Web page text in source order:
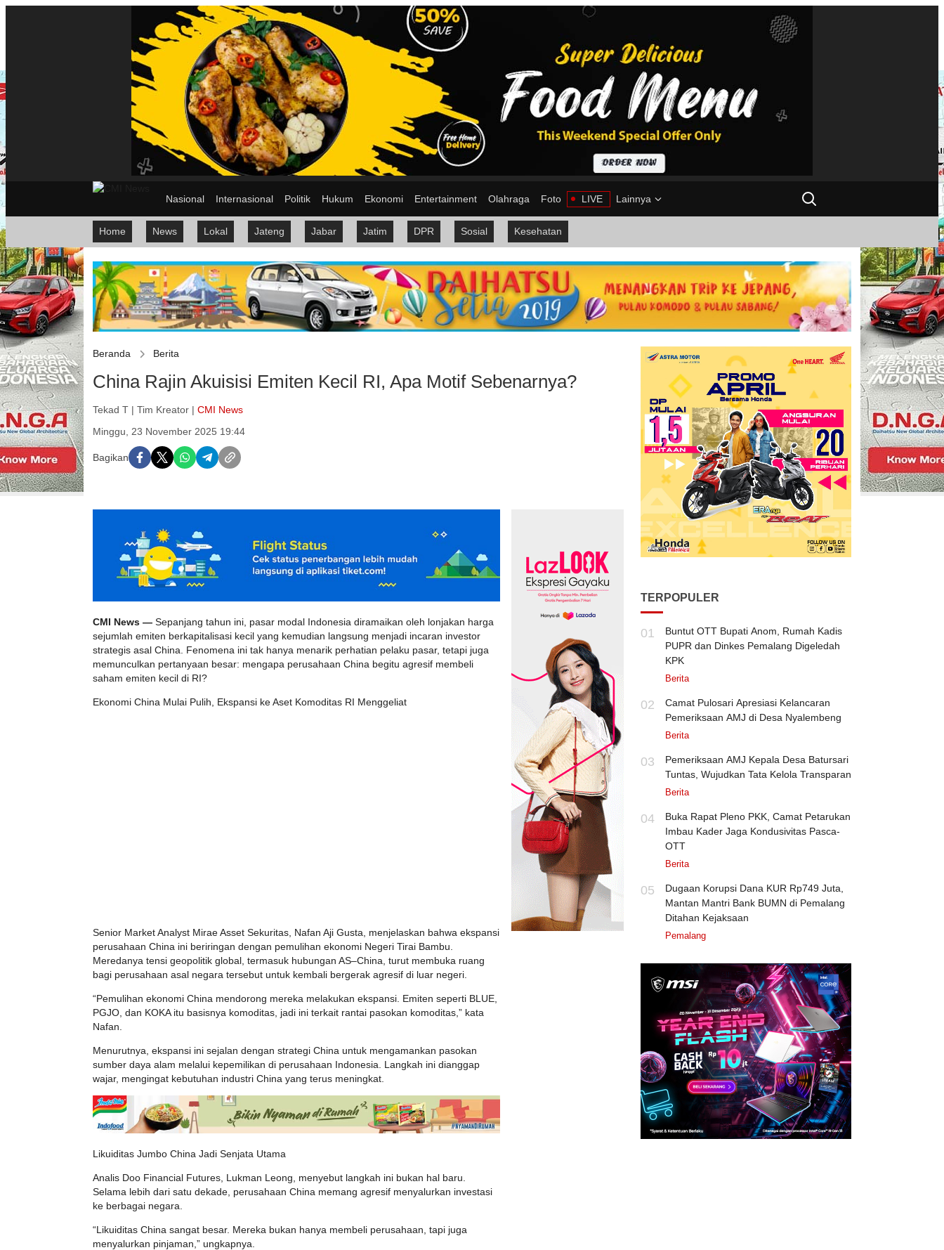
Nasional Internasional Politik Hukum Ekonomi Entertainment Olahraga Foto LIVE Lainnya
Home News Lokal Jateng Jabar Jatim DPR Sosial Kesehatan
Beranda Berita
China Rajin Akuisisi Emiten Kecil RI, Apa Motif Sebenarnya?
Tekad T | Tim Kreator | CMI News
Minggu, 23 November 2025 19:44
Bagikan
CMI News — Sepanjang tahun ini, pasar modal Indonesia diramaikan oleh lonjakan harga
sejumlah emiten berkapitalisasi kecil yang kemudian langsung menjadi incaran investor
strategis asal China. Fenomena ini tak hanya menarik perhatian pelaku pasar, tetapi juga
memunculkan pertanyaan besar: mengapa perusahaan China begitu agresif membeli
saham emiten kecil di RI?
Ekonomi China Mulai Pulih, Ekspansi ke Aset Komoditas RI Menggeliat
Senior Market Analyst Mirae Asset Sekuritas, Nafan Aji Gusta, menjelaskan bahwa ekspansi
perusahaan China ini beriringan dengan pemulihan ekonomi Negeri Tirai Bambu.
Meredanya tensi geopolitik global, termasuk hubungan AS–China, turut membuka ruang
bagi perusahaan asal negara tersebut untuk kembali bergerak agresif di luar negeri.
“Pemulihan ekonomi China mendorong mereka melakukan ekspansi. Emiten seperti BLUE,
PGJO, dan KOKA itu basisnya komoditas, jadi ini terkait rantai pasokan komoditas,” kata
Nafan.
Menurutnya, ekspansi ini sejalan dengan strategi China untuk mengamankan pasokan
sumber daya alam melalui kepemilikan di perusahaan Indonesia. Langkah ini dianggap
wajar, mengingat kebutuhan industri China yang terus meningkat.
Likuiditas Jumbo China Jadi Senjata Utama
Analis Doo Financial Futures, Lukman Leong, menyebut langkah ini bukan hal baru.
Selama lebih dari satu dekade, perusahaan China memang agresif menyalurkan investasi
ke berbagai negara.
“Likuiditas China sangat besar. Mereka bukan hanya membeli perusahaan, tapi juga
menyalurkan pinjaman,” ungkapnya.
TERPOPULER
01
Buntut OTT Bupati Anom, Rumah Kadis
PUPR dan Dinkes Pemalang Digeledah
KPK
Berita
02
Camat Pulosari Apresiasi Kelancaran
Pemeriksaan AMJ di Desa Nyalembeng
Berita
03
Pemeriksaan AMJ Kepala Desa Batursari
Tuntas, Wujudkan Tata Kelola Transparan
Berita
04
Buka Rapat Pleno PKK, Camat Petarukan
Imbau Kader Jaga Kondusivitas Pasca-
OTT
Berita
05
Dugaan Korupsi Dana KUR Rp749 Juta,
Mantan Mantri Bank BUMN di Pemalang
Ditahan Kejaksaan
Pemalang